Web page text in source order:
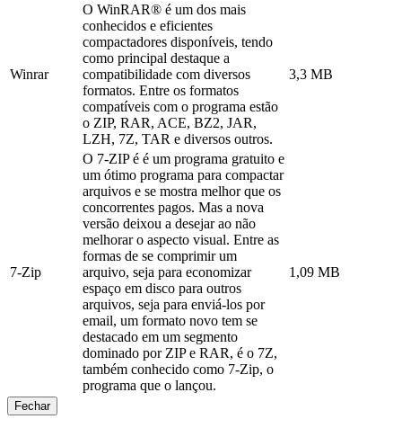
Winrar
O WinRAR® é um dos mais
conhecidos e eficientes
compactadores disponíveis, tendo
como principal destaque a
compatibilidade com diversos
formatos. Entre os formatos
compatíveis com o programa estão
o ZIP, RAR, ACE, BZ2, JAR,
LZH, 7Z, TAR e diversos outros.
3,3 MB
7-Zip
O 7-ZIP é é um programa gratuito e
um ótimo programa para compactar
arquivos e se mostra melhor que os
concorrentes pagos. Mas a nova
versão deixou a desejar ao não
melhorar o aspecto visual. Entre as
formas de se comprimir um
arquivo, seja para economizar
espaço em disco para outros
arquivos, seja para enviá-los por
email, um formato novo tem se
destacado em um segmento
dominado por ZIP e RAR, é o 7Z,
também conhecido como 7-Zip, o
programa que o lançou.
1,09 MB
Fechar